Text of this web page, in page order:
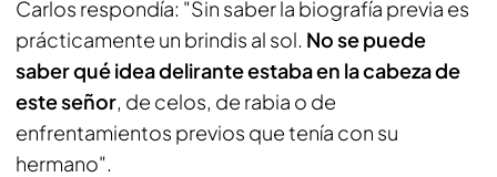
Carlos respondía: "Sin saber la biografía previa es
prácticamente un brindis al sol. No se puede
saber qué idea delirante estaba en la cabeza de
este señor, de celos, de rabia o de
enfrentamientos previos que tenía con su
hermano".